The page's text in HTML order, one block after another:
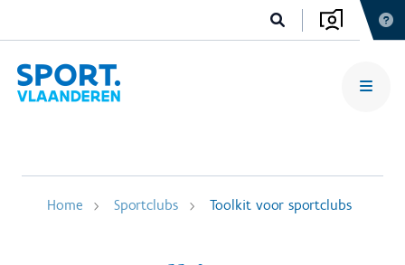
Home Sportclubs Toolkit voor sportclubs